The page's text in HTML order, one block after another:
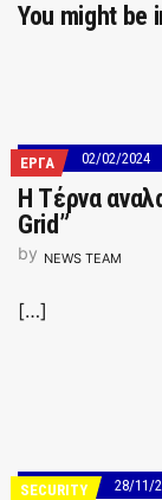
You might be
ΕΡΓΑ 02/02/2024
Η Τέρνα
Grid”
by NEWS TEAM
[…]
SECURITY 28/11/